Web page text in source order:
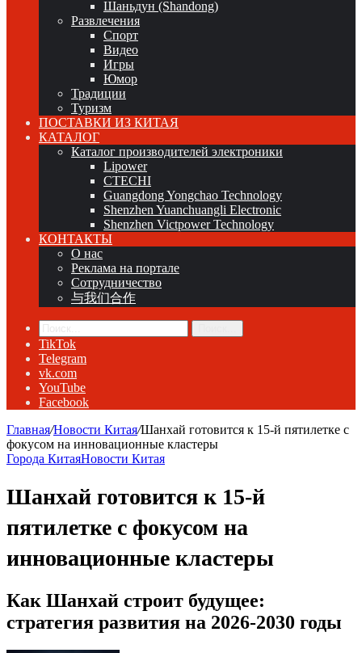
Шаньдун (Shandong)
Развлечения
Спорт
Видео
Игры
Юмор
Традиции
Туризм
ПОСТАВКИ ИЗ КИТАЯ
КАТАЛОГ
Каталог производителей электроники
Lipower
CTECHI
Guangdong Yongchao Technology
Shenzhen Yuanchuangli Electronic
Shenzhen Victpower Technology
КОНТАКТЫ
О нас
Реклама на портале
Сотрудничество
与我们合作
TikTok
Telegram
vk.com
YouTube
Facebook
Главная/Новости Китая/Шанхай готовится к 15-й пятилетке с
фокусом на инновационные кластеры
Города КитаяНовости Китая
Шанхай готовится к 15-й
пятилетке с фокусом на
инновационные кластеры
Как Шанхай строит будущее:
стратегия развития на 2026-2030 годы